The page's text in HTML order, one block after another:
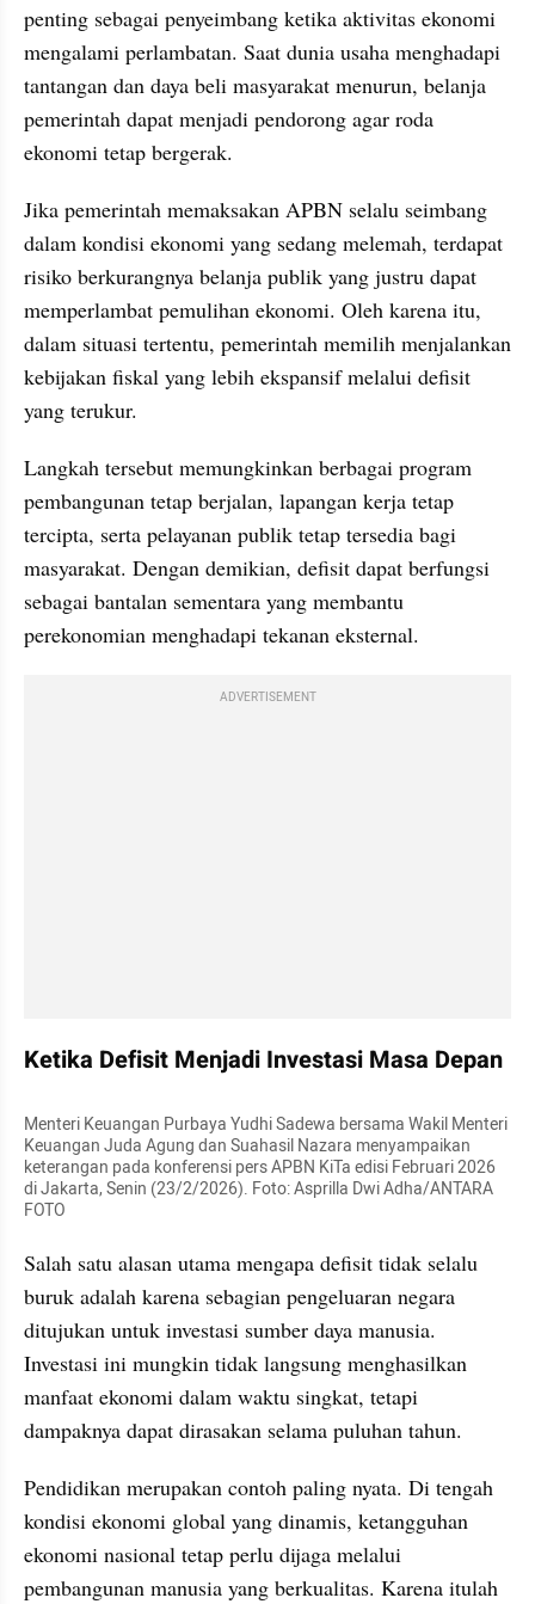
penting sebagai penyeimbang ketika aktivitas ekonomi
mengalami perlambatan. Saat dunia usaha menghadapi
tantangan dan daya beli masyarakat menurun, belanja
pemerintah dapat menjadi pendorong agar roda
ekonomi tetap bergerak.
Jika pemerintah memaksakan APBN selalu seimbang
dalam kondisi ekonomi yang sedang melemah, terdapat
risiko berkurangnya belanja publik yang justru dapat
memperlambat pemulihan ekonomi. Oleh karena itu,
dalam situasi tertentu, pemerintah memilih menjalankan
kebijakan fiskal yang lebih ekspansif melalui defisit
yang terukur.
Langkah tersebut memungkinkan berbagai program
pembangunan tetap berjalan, lapangan kerja tetap
tercipta, serta pelayanan publik tetap tersedia bagi
masyarakat. Dengan demikian, defisit dapat berfungsi
sebagai bantalan sementara yang membantu
perekonomian menghadapi tekanan eksternal.
ADVERTISEMENT
Ketika Defisit Menjadi Investasi Masa Depan
Menteri Keuangan Purbaya Yudhi Sadewa bersama Wakil Menteri
Keuangan Juda Agung dan Suahasil Nazara menyampaikan
keterangan pada konferensi pers APBN KiTa edisi Februari 2026
di Jakarta, Senin (23/2/2026). Foto: Asprilla Dwi Adha/ANTARA
FOTO
Salah satu alasan utama mengapa defisit tidak selalu
buruk adalah karena sebagian pengeluaran negara
ditujukan untuk investasi sumber daya manusia.
Investasi ini mungkin tidak langsung menghasilkan
manfaat ekonomi dalam waktu singkat, tetapi
dampaknya dapat dirasakan selama puluhan tahun.
Pendidikan merupakan contoh paling nyata. Di tengah
kondisi ekonomi global yang dinamis, ketangguhan
ekonomi nasional tetap perlu dijaga melalui
pembangunan manusia yang berkualitas. Karena itulah